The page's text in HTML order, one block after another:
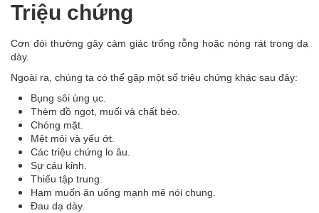
Triệu chứng
Cơn đói thường gây cảm giác trống rỗng hoặc nóng rát trong dạ
dày.
Ngoài ra, chúng ta có thể gặp một số triệu chứng khác sau đây:
Bụng sôi ùng ục.
Thèm đồ ngọt, muối và chất béo.
Chóng mặt.
Mệt mỏi và yếu ớt.
Các triệu chứng lo âu.
Sự cáu kỉnh.
Thiếu tập trung.
Ham muốn ăn uống mạnh mẽ nói chung.
Đau dạ dày.